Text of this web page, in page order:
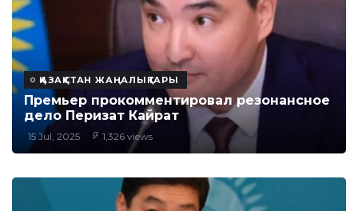
ҚАЗАҚСТАН ЖАҢАЛЫҚТАРЫ
Премьер прокомментировал резонансное
дело Перизат Кайрат
15 Jul, 2025 1,326 views